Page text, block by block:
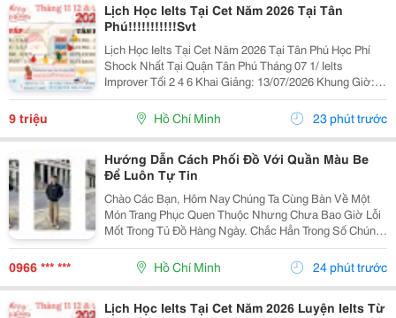
Lịch Học Ielts Tại Cet Năm 2026 Tại Tân
Phú!!!!!!!!!!!Svt
Lịch Học Ielts Tại Cet Năm 2026 Tại Tân Phú Học Phí
Shock Nhất Tại Quận Tân Phú Tháng 07 1/ Ielts
Improver Tối 2 4 6 Khai Giảng: 13/07/2026 Khung Giờ:
18:00 Đến 21:00 Học Phí Ưu Đãi 5% Khi Đăng Ký 2/ Ielts
Basic Tối 3 5 7 Khai...
9 triệu Hồ Chí Minh 23 phút trước
Hướng Dẫn Cách Phối Đồ Với Quần Màu Be
Để Luôn Tự Tin
Chào Các Bạn, Hôm Nay Chúng Ta Cùng Bàn Về Một
Món Trang Phục Quen Thuộc Nhưng Chưa Bao Giờ Lỗi
Mốt Trong Tủ Đồ Hàng Ngày. Chắc Hẳn Trong Số Chúng
Ta, Ai Cũng Sở Hữu Ít Nhất Một Chiếc Quần Màu Be.
Đây Là Một Gam Màu Cực Kỳ Nịnh Mắt Và Dễ Mặc,
Nhưng...
0966 *** *** Hồ Chí Minh 24 phút trước
Lịch Học Ielts Tại Cet Năm 2026 Luyện Ielts Từ